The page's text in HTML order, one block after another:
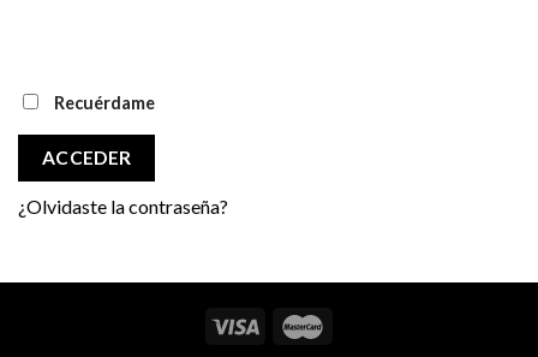
Recuérdame
ACCEDER
¿Olvidaste la contraseña?